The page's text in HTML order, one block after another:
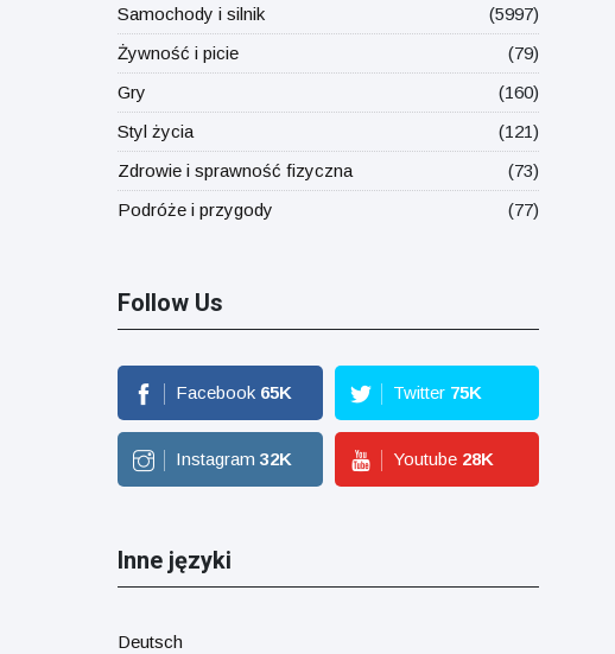
Samochody i silnik
(5997)
Żywność i picie
(79)
Gry
(160)
Styl życia
(121)
Zdrowie i sprawność fizyczna
(73)
Podróże i przygody
(77)
Follow Us
Facebook 65K Twitter 75K
Instagram 32K Youtube 28K
Inne języki
Deutsch